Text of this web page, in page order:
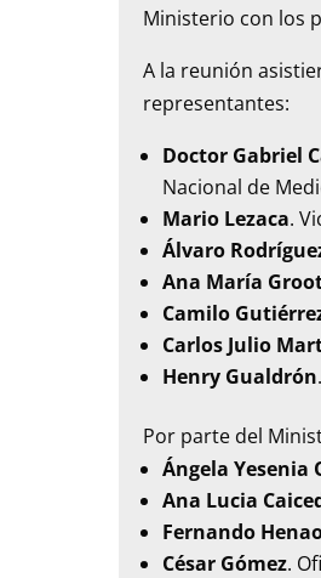
Ministerio con los
A la reunión
representantes:
Doctor Gabriel
Nacional de
Mario Lezaca.
Álvaro
Ana María
Camilo
Carlos Julio
Henry Gualdrón
Por parte del
Ángela Yesenia
Ana Lucia
Fernando
César Gómez.